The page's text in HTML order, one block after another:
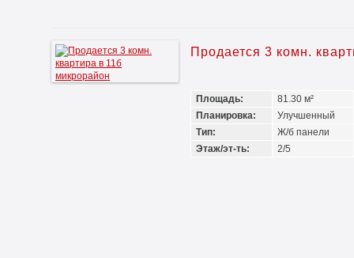
Продается 3 комн.
Площадь:
81.30 м²
Планировка:
Улучшенный
Тип:
Ж/б панели
Этаж/эт-ть:
2/5